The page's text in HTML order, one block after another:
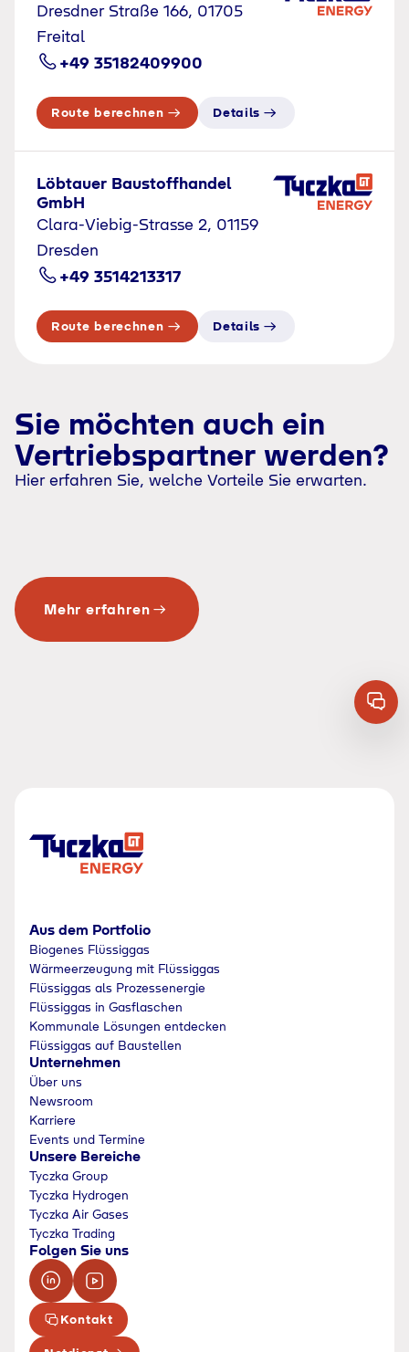
Dresdner Straße 166, 01705
Freital
+49 35182409900
Route berechnen Details
Löbtauer Baustoffhandel
GmbH
Clara-Viebig-Strasse 2, 01159
Dresden
+49 3514213317
Route berechnen Details
Sie möchten auch ein
Vertriebspartner werden?
Hier erfahren Sie, welche Vorteile Sie erwarten.
Mehr erfahren
Aus dem Portfolio
Biogenes Flüssiggas
Wärmeerzeugung mit Flüssiggas
Flüssiggas als Prozessenergie
Flüssiggas in Gasflaschen
Kommunale Lösungen entdecken
Flüssiggas auf Baustellen
Unternehmen
Über uns
Newsroom
Karriere
Events und Termine
Unsere Bereiche
Tyczka Group
Tyczka Hydrogen
Tyczka Air Gases
Tyczka Trading
Folgen Sie uns
Kontakt